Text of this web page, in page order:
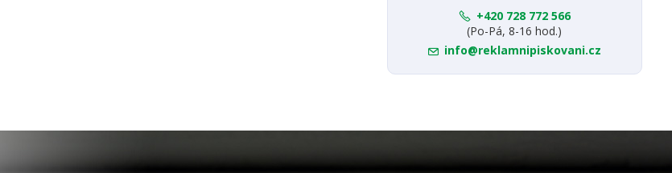
+420 728 772 566
(Po-Pá, 8-16 hod.)
info@reklamnipiskovani.cz